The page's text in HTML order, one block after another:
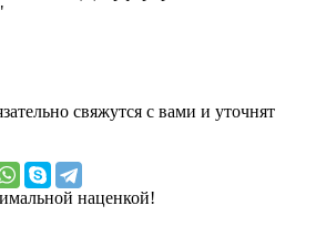
свяжутся с вами и уточнят
наценкой!